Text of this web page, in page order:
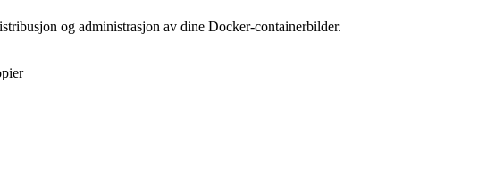
og administrasjon av dine Docker-containerbilder.